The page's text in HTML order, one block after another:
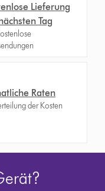
Lieferung
Tag
Raten
der Kosten